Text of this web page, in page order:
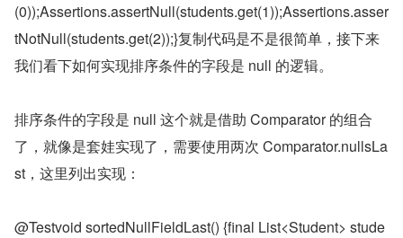
(0));Assertions.assertNull(students.get(1));Assertions.asser
tNotNull(students.get(2));}复制代码是不是很简单，接下来
我们看下如何实现排序条件的字段是 null 的逻辑。
排序条件的字段是 null 这个就是借助 Comparator 的组合
了，就像是套娃实现了，需要使用两次 Comparator.nullsLa
st，这里列出实现：
@Testvoid sortedNullFieldLast() {final List<Student> stude